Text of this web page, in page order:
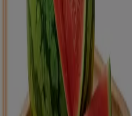
Descargar la APP
Tiendeo international
España Italia United Kingdom
Colombia
Argentina France